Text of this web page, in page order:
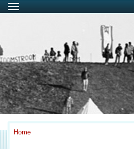
Menu
Home